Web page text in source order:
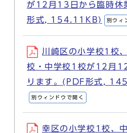
が12月13日から臨時休
形式, 154.11KB)
別ウィ
川崎区の小学校1校
校・中学校1校が12月
ります。(PDF形式,
別ウィンドウで開く
幸区の小学校1校、